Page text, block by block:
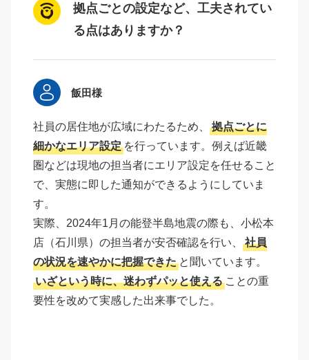
拠点ごとの設定など、工夫されてい
る点はありますか？
飯田様
社員の居住地が広域にわたるため、
拠点ごとに
細かなエリア設定 を行っています。例えば近畿
圏などは現地の担当者にエリア設定を任せること
で、実態に即した通知ができるようにしていま
す。
実際、2024年1月の能登半島地震の際も、小松本
店（石川県）の担当者が安否確認を行い、
社員
の状況を速やかに把握できた と聞いています。
いざという時に、迷わずパッと使える ことの重
要性を改めて実感した出来事でした。